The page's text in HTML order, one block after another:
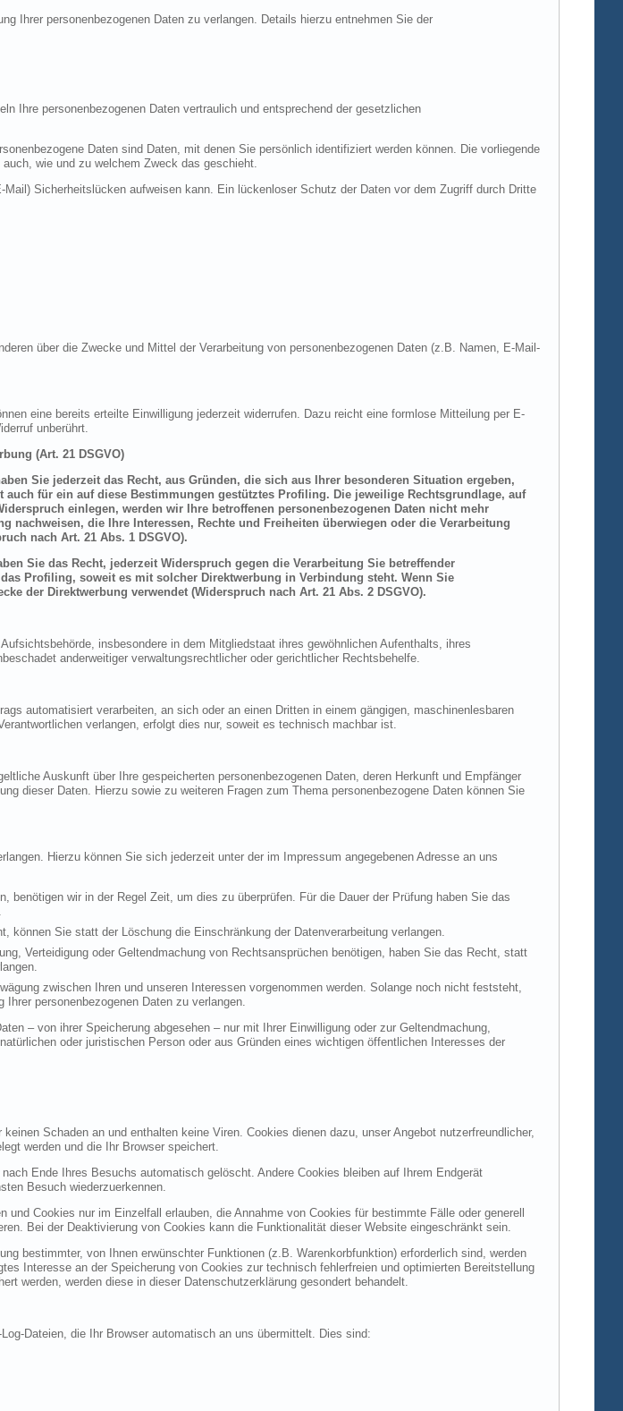
Ihrer personenbezogenen Daten zu verlangen. Details hierzu entnehmen Sie der
Ihre personenbezogenen Daten vertraulich und entsprechend der gesetzlichen
Daten sind Daten, mit denen Sie persönlich identifiziert werden können. Die vorliegende
wie und zu welchem Zweck das geschieht.
Sicherheitslücken aufweisen kann. Ein lückenloser Schutz der Daten vor dem Zugriff durch Dritte
über die Zwecke und Mittel der Verarbeitung von personenbezogenen Daten (z.B. Namen, E-Mail-
eine bereits erteilte Einwilligung jederzeit widerrufen. Dazu reicht eine formlose Mitteilung per E-
unberührt.
(Art. 21 DSGVO)
Sie jederzeit das Recht, aus Gründen, die sich aus Ihrer besonderen Situation ergeben,
für ein auf diese Bestimmungen gestütztes Profiling. Die jeweilige Rechtsgrundlage, auf
einlegen, werden wir Ihre betroffenen personenbezogenen Daten nicht mehr
die Ihre Interessen, Rechte und Freiheiten überwiegen oder die Verarbeitung
nach Art. 21 Abs. 1 DSGVO).
Sie das Recht, jederzeit Widerspruch gegen die Verarbeitung Sie betreffender
Profiling, soweit es mit solcher Direktwerbung in Verbindung steht. Wenn Sie
der Direktwerbung verwendet (Widerspruch nach Art. 21 Abs. 2 DSGVO).
insbesondere in dem Mitgliedstaat ihres gewöhnlichen Aufenthalts, ihres
anderweitiger verwaltungsrechtlicher oder gerichtlicher Rechtsbehelfe.
automatisiert verarbeiten, an sich oder an einen Dritten in einem gängigen, maschinenlesbaren
verlangen, erfolgt dies nur, soweit es technisch machbar ist.
Auskunft über Ihre gespeicherten personenbezogenen Daten, deren Herkunft und Empfänger
dieser Daten. Hierzu sowie zu weiteren Fragen zum Thema personenbezogene Daten können Sie
Hierzu können Sie sich jederzeit unter der im Impressum angegebenen Adresse an uns
wir in der Regel Zeit, um dies zu überprüfen. Für die Dauer der Prüfung haben Sie das
können Sie statt der Löschung die Einschränkung der Datenverarbeitung verlangen.
Verteidigung oder Geltendmachung von Rechtsansprüchen benötigen, haben Sie das Recht, statt
zwischen Ihren und unseren Interessen vorgenommen werden. Solange noch nicht feststeht,
personenbezogenen Daten zu verlangen.
– von ihrer Speicherung abgesehen – nur mit Ihrer Einwilligung oder zur Geltendmachung,
oder juristischen Person oder aus Gründen eines wichtigen öffentlichen Interesses der
Schaden an und enthalten keine Viren. Cookies dienen dazu, unser Angebot nutzerfreundlicher,
werden und die Ihr Browser speichert.
Ende Ihres Besuchs automatisch gelöscht. Andere Cookies bleiben auf Ihrem Endgerät
Besuch wiederzuerkennen.
Cookies nur im Einzelfall erlauben, die Annahme von Cookies für bestimmte Fälle oder generell
Bei der Deaktivierung von Cookies kann die Funktionalität dieser Website eingeschränkt sein.
bestimmter, von Ihnen erwünschter Funktionen (z.B. Warenkorbfunktion) erforderlich sind, werden
Interesse an der Speicherung von Cookies zur technisch fehlerfreien und optimierten Bereitstellung
werden, werden diese in dieser Datenschutzerklärung gesondert behandelt.
Dateien, die Ihr Browser automatisch an uns übermittelt. Dies sind: